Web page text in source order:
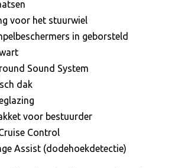
voor het stuurwiel
in geborsteld
Sound System
dak
voor bestuurder
Control
Assist (dodehoekdetectie)